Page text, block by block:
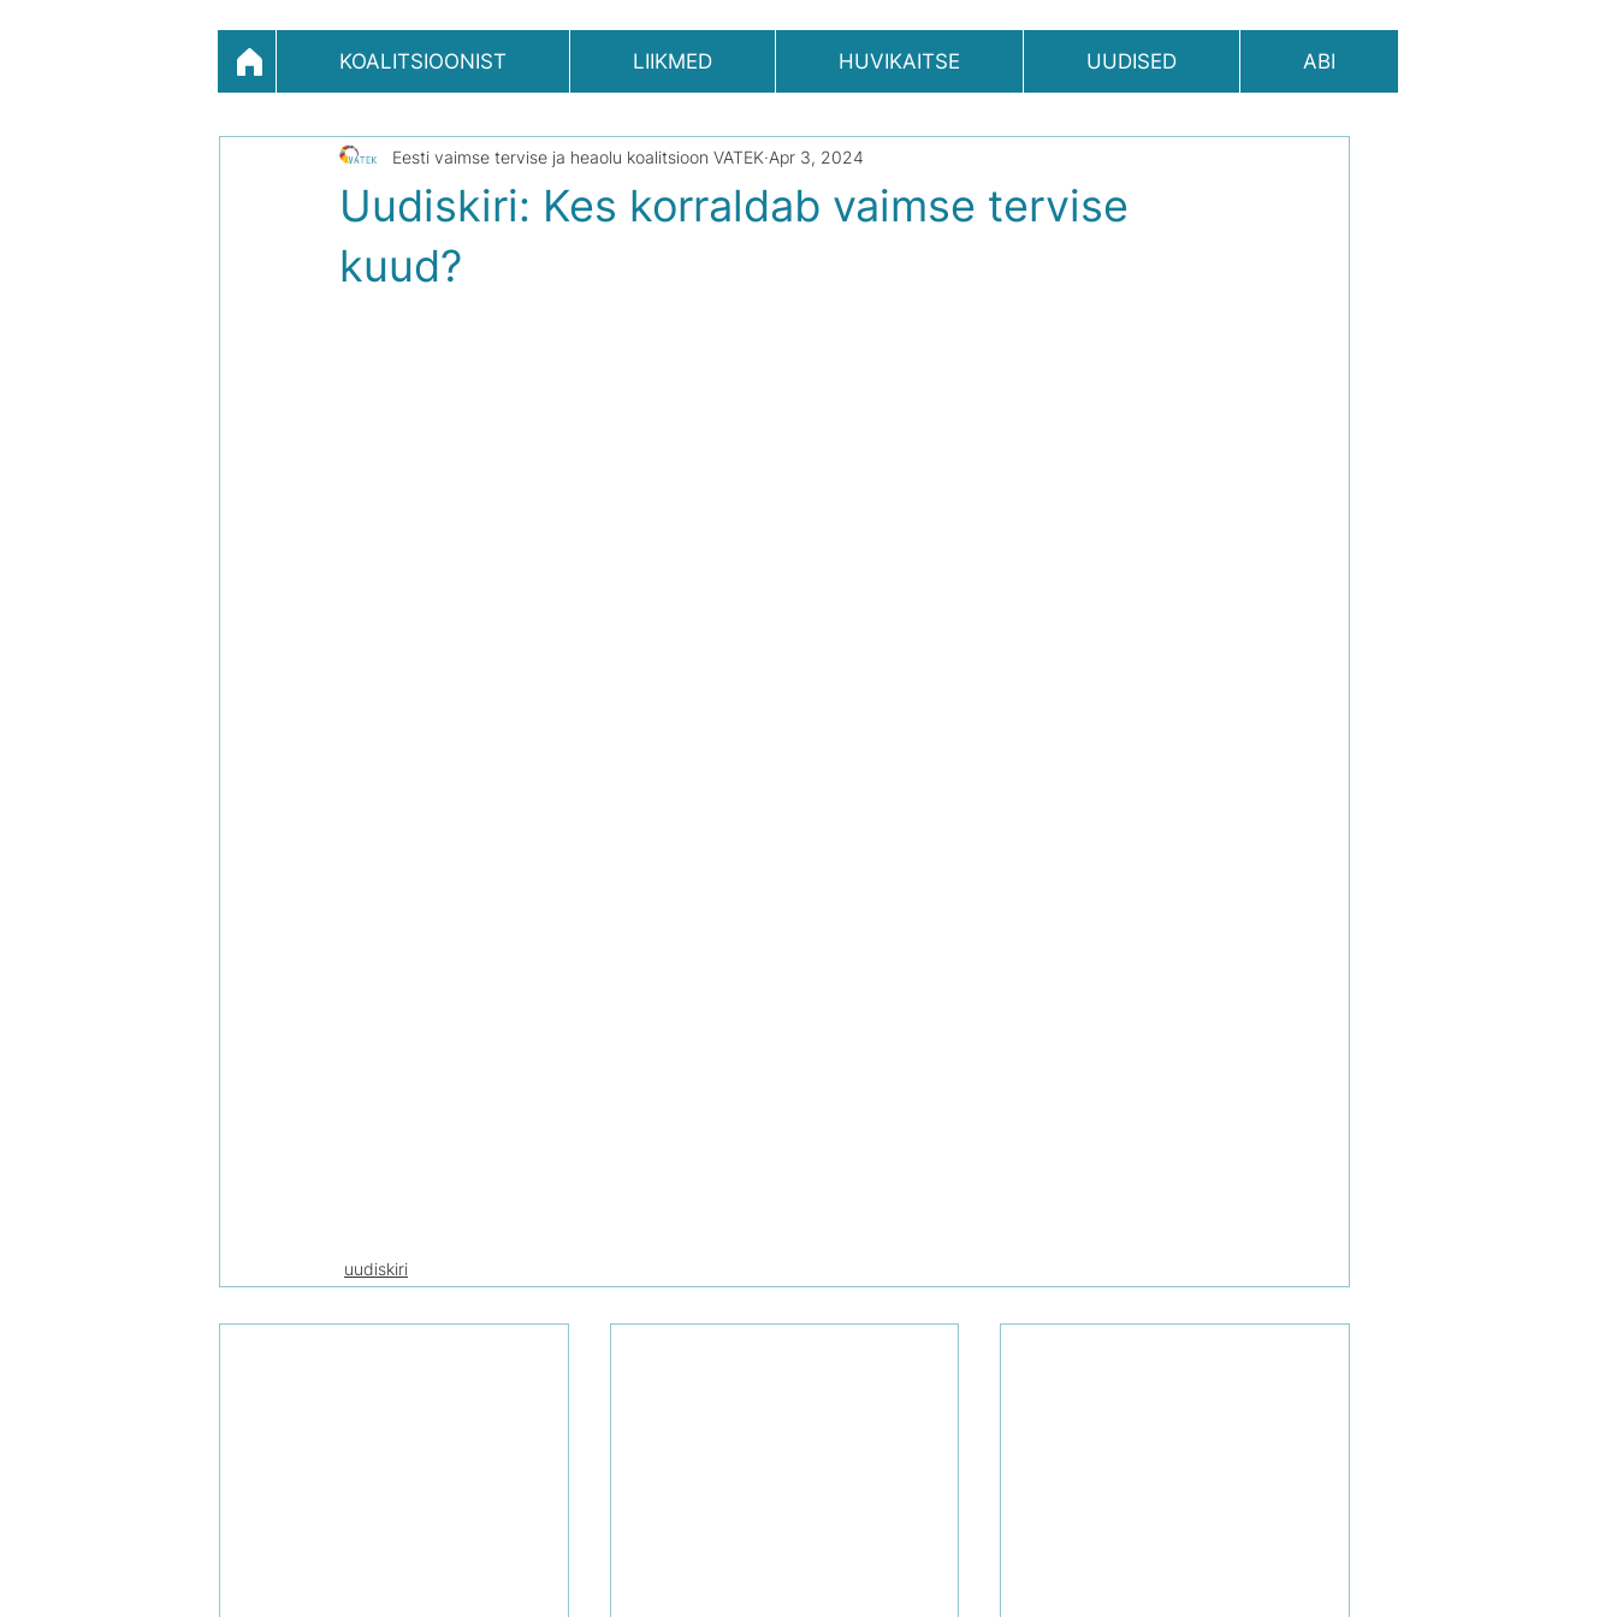
KOALITSIOONIST LIIKMED HUVIKAITSE UUDISED ABI
Uudiskiri: Kes korraldab vaimse tervise
kuud?
Eesti vaimse tervise ja heaolu koalitsioon VATEK Apr 3, 2024
uudiskiri